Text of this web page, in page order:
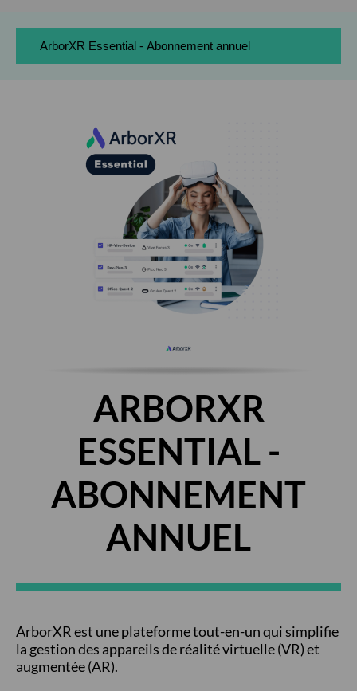
ARBORXR
ESSENTIAL -
ABONNEMENT
ANNUEL
ArborXR est une plateforme tout-en-un qui simplifie
la gestion des appareils de réalité virtuelle (VR) et
augmentée (AR).